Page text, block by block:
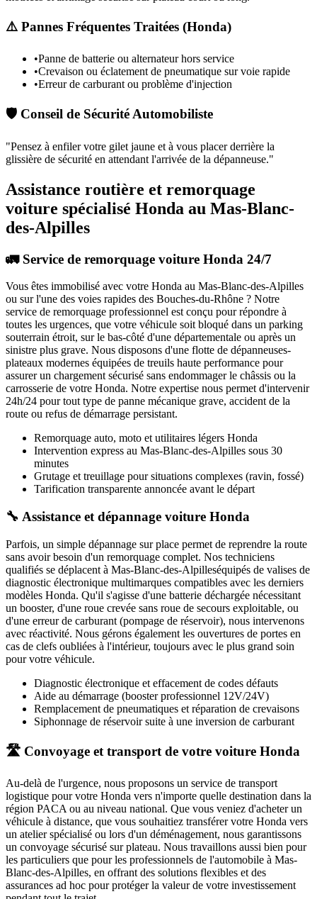
⚠️ Pannes Fréquentes Traitées (Honda)
•Panne de batterie ou alternateur hors service
•Crevaison ou éclatement de pneumatique sur voie rapide
•Erreur de carburant ou problème d'injection
🛡️ Conseil de Sécurité Automobiliste
"Pensez à enfiler votre gilet jaune et à vous placer derrière la
glissière de sécurité en attendant l'arrivée de la dépanneuse."
Assistance routière et remorquage
voiture spécialisé Honda au Mas-Blanc-
des-Alpilles
🚛 Service de remorquage voiture Honda 24/7
Vous êtes immobilisé avec votre Honda au Mas-Blanc-des-Alpilles
ou sur l'une des voies rapides des Bouches-du-Rhône ? Notre
service de remorquage professionnel est conçu pour répondre à
toutes les urgences, que votre véhicule soit bloqué dans un parking
souterrain étroit, sur le bas-côté d'une départementale ou après un
sinistre plus grave. Nous disposons d'une flotte de dépanneuses-
plateaux modernes équipées de treuils haute performance pour
assurer un chargement sécurisé sans endommager le châssis ou la
carrosserie de votre Honda. Notre expertise nous permet d'intervenir
24h/24 pour tout type de panne mécanique grave, accident de la
route ou refus de démarrage persistant.
Remorquage auto, moto et utilitaires légers Honda
Intervention express au Mas-Blanc-des-Alpilles sous 30
minutes
Grutage et treuillage pour situations complexes (ravin, fossé)
Tarification transparente annoncée avant le départ
🔧 Assistance et dépannage voiture Honda
Parfois, un simple dépannage sur place permet de reprendre la route
sans avoir besoin d'un remorquage complet. Nos techniciens
qualifiés se déplacent à Mas-Blanc-des-Alpilleséquipés de valises de
diagnostic électronique multimarques compatibles avec les derniers
modèles Honda. Qu'il s'agisse d'une batterie déchargée nécessitant
un booster, d'une roue crevée sans roue de secours exploitable, ou
d'une erreur de carburant (pompage de réservoir), nous intervenons
avec réactivité. Nous gérons également les ouvertures de portes en
cas de clefs oubliées à l'intérieur, toujours avec le plus grand soin
pour votre véhicule.
Diagnostic électronique et effacement de codes défauts
Aide au démarrage (booster professionnel 12V/24V)
Remplacement de pneumatiques et réparation de crevaisons
Siphonnage de réservoir suite à une inversion de carburant
🛣️ Convoyage et transport de votre voiture Honda
Au-delà de l'urgence, nous proposons un service de transport
logistique pour votre Honda vers n'importe quelle destination dans la
région PACA ou au niveau national. Que vous veniez d'acheter un
véhicule à distance, que vous souhaitiez transférer votre Honda vers
un atelier spécialisé ou lors d'un déménagement, nous garantissons
un convoyage sécurisé sur plateau. Nous travaillons aussi bien pour
les particuliers que pour les professionnels de l'automobile à Mas-
Blanc-des-Alpilles, en offrant des solutions flexibles et des
assurances ad hoc pour protéger la valeur de votre investissement